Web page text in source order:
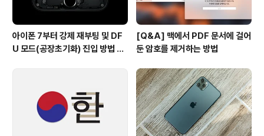
아이폰 7부터 강제 재부팅 및 DF
U 모드(공장초기화) 진입 방법 변
[Q&A] 맥에서 PDF 문서에 걸어
둔 암호를 제거하는 방법